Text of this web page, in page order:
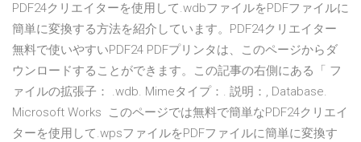
PDF24クリエイターを使用して.wdbファイルをPDFファイルに
簡単に変換する方法を紹介しています。PDF24クリエイター
無料で使いやすいPDF24 PDFプリンタは、このページからダ
ウンロードすることができます。この記事の右側にある「 フ
ァイルの拡張子： .wdb. Mimeタイプ：. 説明：, Database.
Microsoft Works このページでは無料で簡単なPDF24クリエイ
ターを使用して.wpsファイルをPDFファイルに簡単に変換す